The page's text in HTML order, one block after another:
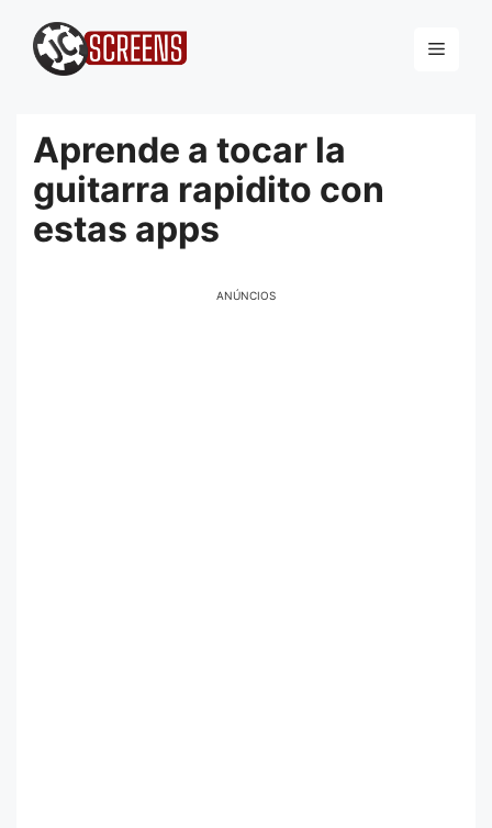
para
Menu
Aprende a tocar la
guitarra rapidito con
estas apps
ANÚNCIOS